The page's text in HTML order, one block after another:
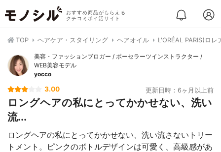
おすすめ商品がもらえる
クチコミポイ活サイト
TOP ヘアケア・スタイリング ヘアオイル L'ORÉAL PARIS(ロ
美容・ファッションブロガー / ポーセラーツインストラクター /
WEB美容モデル
yocco
3.00 更新日時：6ヶ月以上前
ロングヘアの私にとってかかせない、洗い
流...
ロングヘアの私にとってかかせない、洗い流さないトリー
トメント。ピンクのボトルデザインは可愛く、高級感があ